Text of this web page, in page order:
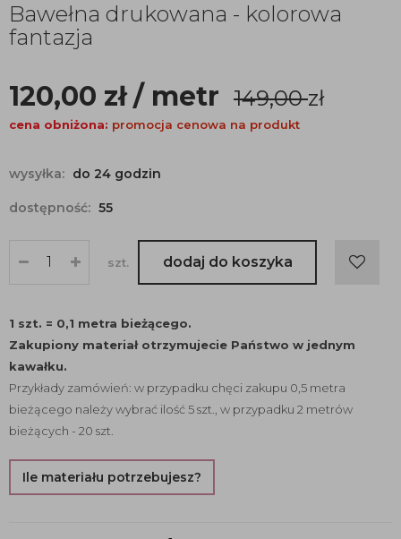
Bawełna drukowana - kolorowa
fantazja
120,00 zł/ metr 149,00zł
cena obniżona: promocja cenowa na produkt
wysyłka: do 24 godzin
dostępność: 55
szt. dodaj do koszyka
1 szt. = 0,1 metra bieżącego.
Zakupiony materiał otrzymujecie Państwo w jednym
kawałku.
Przykłady zamówień: w przypadku chęci zakupu 0,5 metra
bieżącego należy wybrać ilość 5 szt., w przypadku 2 metrów
bieżących - 20 szt.
Ile materiału potrzebujesz?